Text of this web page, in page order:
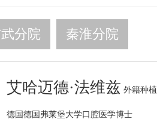
分院 秦淮分院
艾哈迈德·法维兹 外籍种植
德国德国弗莱堡大学口腔医学博士